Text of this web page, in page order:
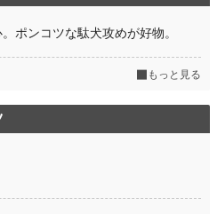
ポンコツな駄犬攻めが好物。
もっと見る